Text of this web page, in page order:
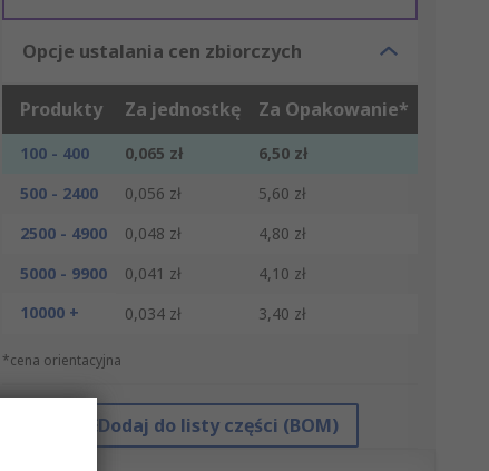
Opcje ustalania cen zbiorczych
Produkty Za jednostkę Za Opakowanie*
100 - 400 0,065 zł
6,50 zł
500 - 2400
0,056 zł
5,60 zł
2500 - 4900
0,048 zł
4,80 zł
5000 - 9900
0,041 zł
4,10 zł
10000 +
0,034 zł 3,40 zł
*cena orientacyjna
Dodaj do listy części (BOM)